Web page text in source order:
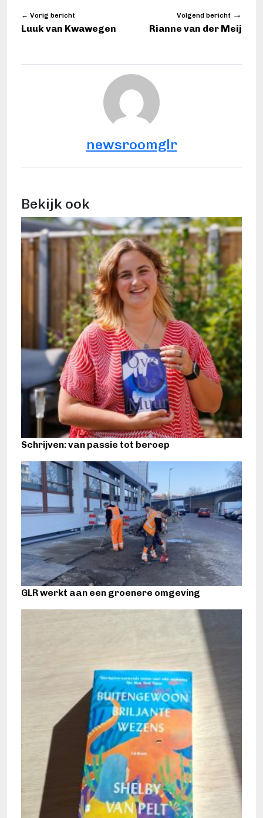
← Vorig bericht
Luuk van Kwawegen
Volgend bericht →
Rianne van der Meij
newsroomglr
Bekijk ook
Schrijven: van passie tot beroep
GLR werkt aan een groenere omgeving